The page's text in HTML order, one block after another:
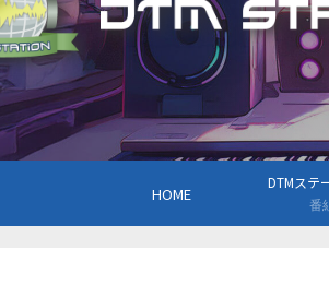
HOME
DTMステ
番